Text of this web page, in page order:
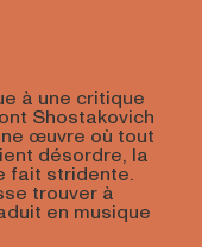
à une critique
Shostakovich
œuvre où tout
désordre, la
fait stridente.
trouver à
en musique